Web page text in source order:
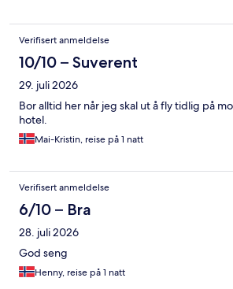
Verifisert anmeldelse
10/10 – Suverent
29. juli 2026
Bor alltid her når jeg skal ut å fly tidlig på
hotel.
Mai-Kristin, reise på 1 natt
Verifisert anmeldelse
6/10 – Bra
28. juli 2026
God seng
Henny, reise på 1 natt